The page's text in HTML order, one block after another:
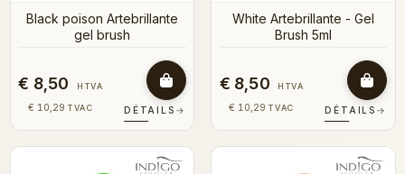
Black poison Artebrillante
gel brush
€ 8,50 HTVA
€ 10,29 TVAC DÉTAILS →
White Artebrillante - Gel
Brush 5ml
€ 8,50 HTVA
€ 10,29 TVAC DÉTAILS →